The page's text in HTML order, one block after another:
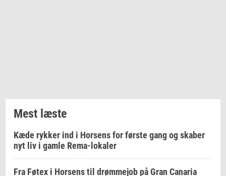
Mest læste
Kæde rykker ind i Horsens for første gang og skaber
nyt liv i gamle Rema-lokaler
Fra Føtex i Horsens til drømmejob på Gran Canaria